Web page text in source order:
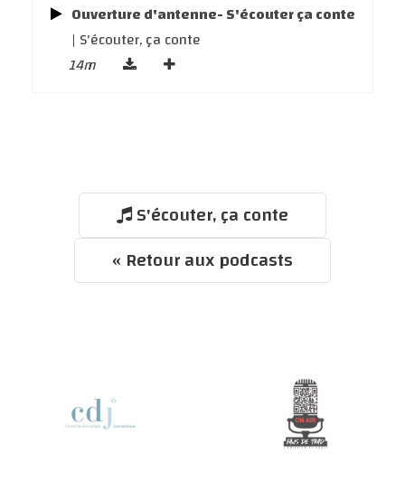
Ouverture d'antenne- S'écouter ça conte
| S'écouter, ça conte
14m
S'écouter, ça conte
« Retour aux podcasts